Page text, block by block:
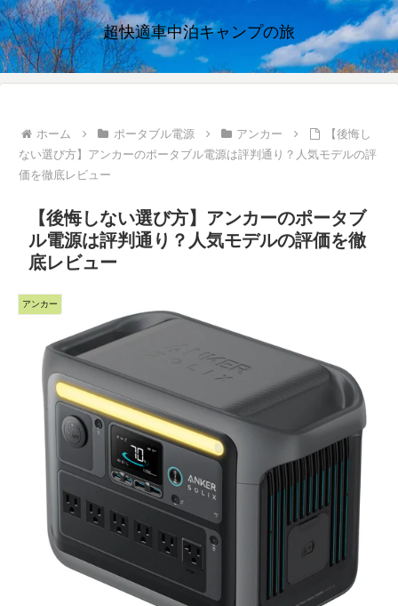
超快適車中泊キャンプの旅
ホーム ポータブル電源 アンカー
【後悔し
ない選び方】アンカーのポータブル電源は評判通り？人気モデルの評
価を徹底レビュー
【後悔しない選び方】アンカーのポータブ
ル電源は評判通り？人気モデルの評価を徹
底レビュー
アンカー